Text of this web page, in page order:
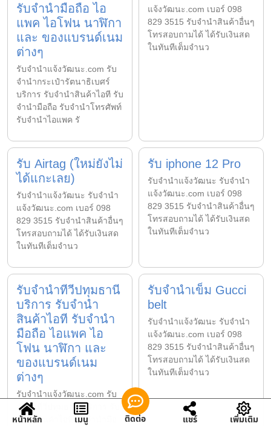
รับจำนำมือถือ ไอ
แพค ไอโฟน นาฬิกา
และ ของแบรนด์เนม
ต่างๆ
รับจํานําแจ้งวัฒนะ.com รับ
จำนำกระเป๋ารัตนาธิเบศร์
บริการ รับจำนำสินค้าไอที รับ
จำนำมือถือ รับจำนำโทรศัพท์
รับจำนำไอแพค รั
แจ้งวัฒนะ.com เบอร์ 098
829 3515 รับจำนำสินค้าอื่นๆ
โทรสอบถามได้ ได้รับเงินสด
ในทันทีเต็มจำนว
รับ Airtag (ใหม่ยังไม่
ได้แกะเลย)
รับจํานําแจ้งวัฒนะ รับจํานํา
แจ้งวัฒนะ.com เบอร์ 098
829 3515 รับจำนำสินค้าอื่นๆ
โทรสอบถามได้ ได้รับเงินสด
ในทันทีเต็มจำนว
รับ iphone 12 Pro
รับจํานําแจ้งวัฒนะ รับจํานํา
แจ้งวัฒนะ.com เบอร์ 098
829 3515 รับจำนำสินค้าอื่นๆ
โทรสอบถามได้ ได้รับเงินสด
ในทันทีเต็มจำนว
รับจำนำทีวีปทุมธานี
บริการ รับจำนำ
สินค้าไอที รับจำนำ
มือถือ ไอแพค ไอ
โฟน นาฬิกา และ
ของแบรนด์เนม
ต่างๆ
รับจํานําแจ้งวัฒนะ.com รับ
จำนำทีวีปทุมธานี บริการ รับ
จำนำสินค้าไอที รับจำนำมือ
รับจำนำเข็ม Gucci
belt
รับจํานําแจ้งวัฒนะ รับจํานํา
แจ้งวัฒนะ.com เบอร์ 098
829 3515 รับจำนำสินค้าอื่นๆ
โทรสอบถามได้ ได้รับเงินสด
ในทันทีเต็มจำนว
หน้าหลัก เมนู ติดต่อ แชร์ เพิ่มเติม